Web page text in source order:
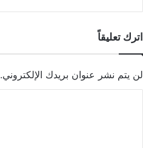
اترك تعليقاً
لن يتم نشر عنوان بريدك الإلكتروني.